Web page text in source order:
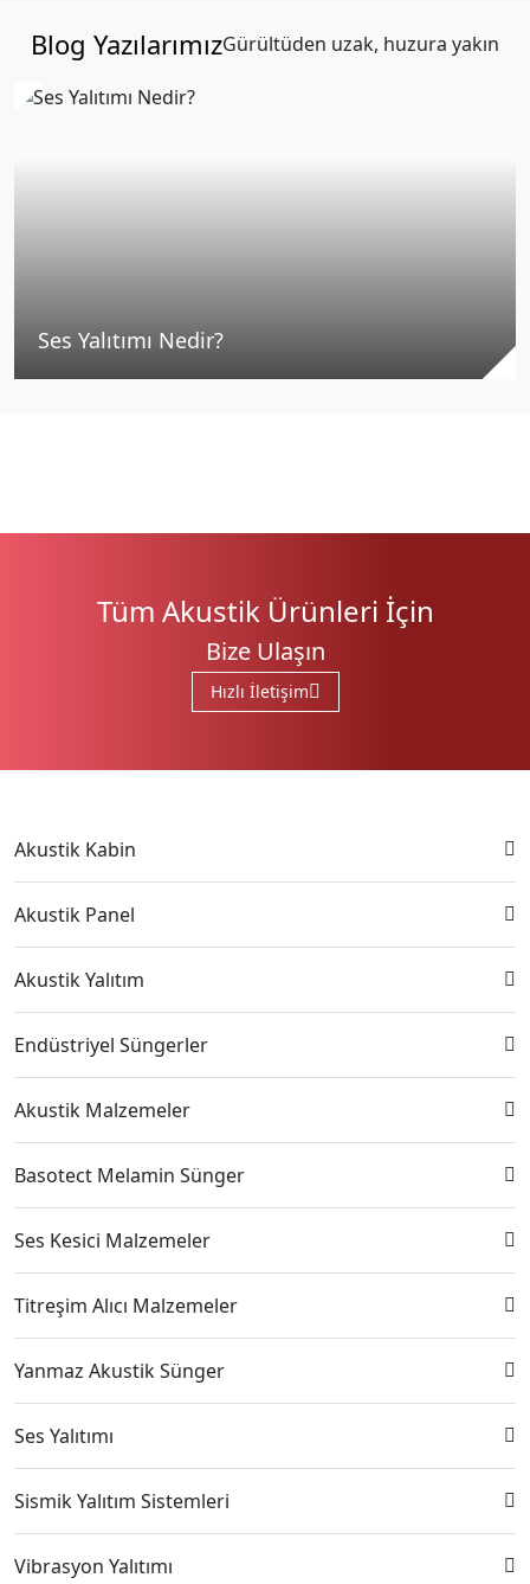
Blog YazılarımızGürültüden uzak, huzura yakın
Ses Yalıtımı Nedir?
Tüm Akustik Ürünleri İçin
Bize Ulaşın
Hızlı İletişim
Akustik Kabin
Akustik Panel
Akustik Yalıtım
Endüstriyel Süngerler
Akustik Malzemeler
Basotect Melamin Sünger
Ses Kesici Malzemeler
Titreşim Alıcı Malzemeler
Yanmaz Akustik Sünger
Ses Yalıtımı
Sismik Yalıtım Sistemleri
Vibrasyon Yalıtımı